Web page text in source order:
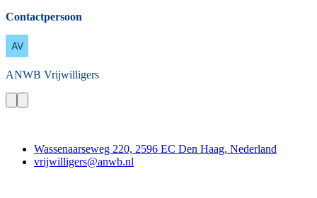
Contactpersoon
ANWB Vrijwilligers
Wassenaarseweg 220, 2596 EC Den Haag, Nederland
vrijwilligers@anwb.nl